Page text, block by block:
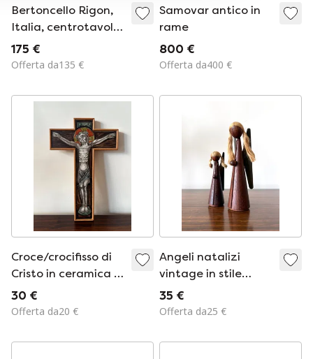
Bertoncello Rigon,
Italia, centrotavola
a tre punte,
oggetto in
175 €
Offerta da135 €
Samovar antico in
rame
800 €
Offerta da400 €
Croce/crocifisso di
Cristo in ceramica e
legno degli anni '70
30 €
Offerta da20 €
Angeli natalizi
vintage in stile
danese, in legno di
teak, anni '60.
35 €
Offerta da25 €